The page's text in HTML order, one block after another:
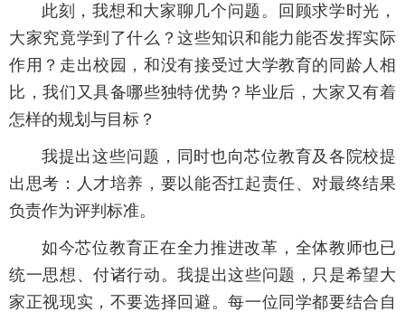
此刻，我想和大家聊几个问题。回顾求学时光，
大家究竟学到了什么？这些知识和能力能否发挥实际
作用？走出校园，和没有接受过大学教育的同龄人相
比，我们又具备哪些独特优势？毕业后，大家又有着
怎样的规划与目标？
我提出这些问题，同时也向芯位教育及各院校提
出思考：人才培养，要以能否扛起责任、对最终结果
负责作为评判标准。
如今芯位教育正在全力推进改革，全体教师也已
统一思想、付诸行动。我提出这些问题，只是希望大
家正视现实，不要选择回避。每一位同学都要结合自